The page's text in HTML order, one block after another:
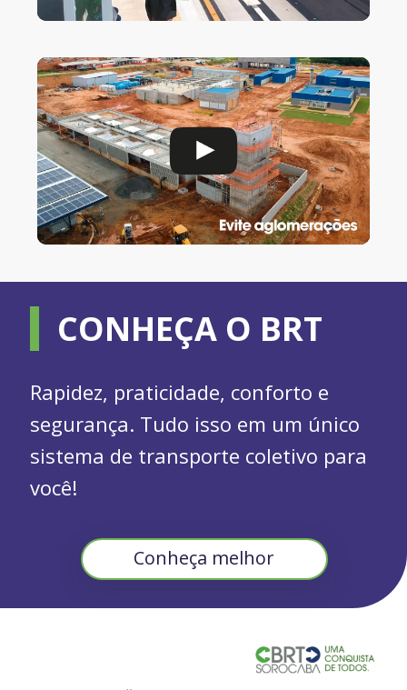
CONHEÇA O BRT
Rapidez, praticidade, conforto e
segurança. Tudo isso em um único
sistema de transporte coletivo para
você!
Conheça melhor